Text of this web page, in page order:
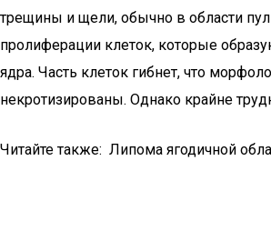
трещины и щели, обычно в области
пролиферации клеток, которые
ядра. Часть клеток гибнет, что
некротизированы. Однако крайне
Читайте также: Липома ягодичной